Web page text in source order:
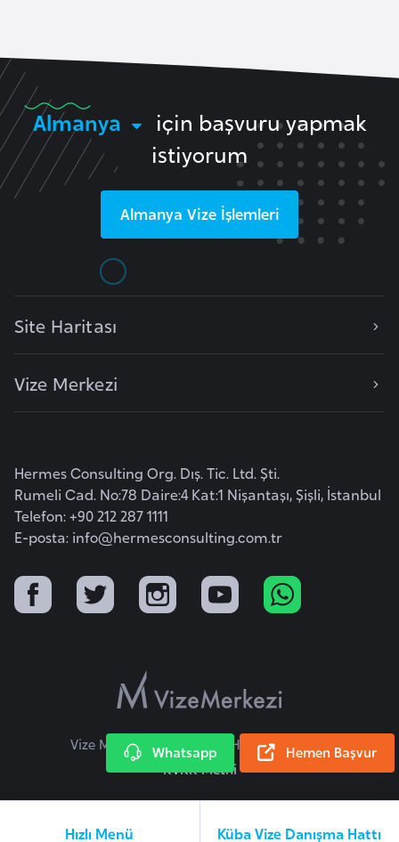
Hızlı Menü Küba Vize Danışma Hattı
Almanya
için başvuru yapmak
istiyorum
Almanya Vize İşlemleri
Site Haritası
Vize Merkezi
Hermes Consulting Org. Dış. Tic. Ltd. Şti.
Rumeli Cad. No:78 Daire:4 Kat:1 Nişantaşı, Şişli, İstanbul
Telefon: +90 212 287 1111
E-posta: info@hermesconsulting.com.tr
Vize Merkezi © 2026 Tüm Hakları Saklıdır.
KVKK Metni
e
n
i
s
a
o
a
t
i
y
o
y
a
i
Hemen Başvur
Whatsapp